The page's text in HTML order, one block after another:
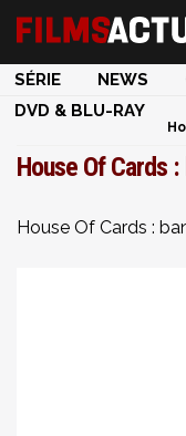
SÉRIE NEWS
DVD & BLU-RAY
House Of Cards
House Of Cards :